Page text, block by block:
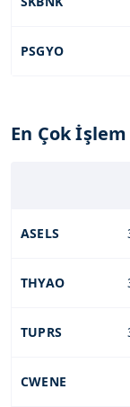
PSGYO
En Çok
ASELS
THYAO
TUPRS
CWENE